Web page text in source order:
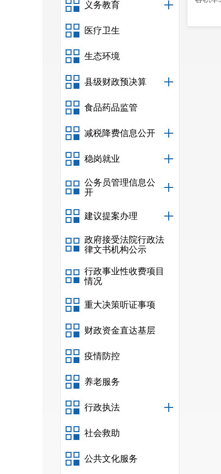
义务教育
医疗卫生
生态环境
县级财政预决算
食品药品监管
减税降费信息公开
稳岗就业
公务员管理信息公
开
建议提案办理
政府接受法院行政法
律文书机构公示
行政事业性收费项目
情况
重大决策听证事项
财政资金直达基层
疫情防控
养老服务
行政执法
社会救助
公共文化服务
公